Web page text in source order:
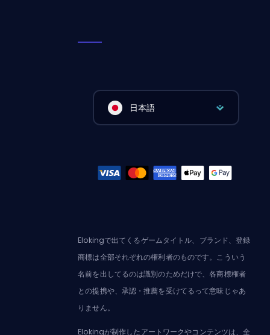
日本語
Elokingで出てくるゲームタイトル、ブランド、登録
商標は全部それぞれの権利者のものです。こういう
名前を出してるのは識別のためだけで、各商標権者
との提携や、承認・推薦を受けてるって意味じゃあ
りません。
Elokingが制作したアートワークやコンテンツは、全